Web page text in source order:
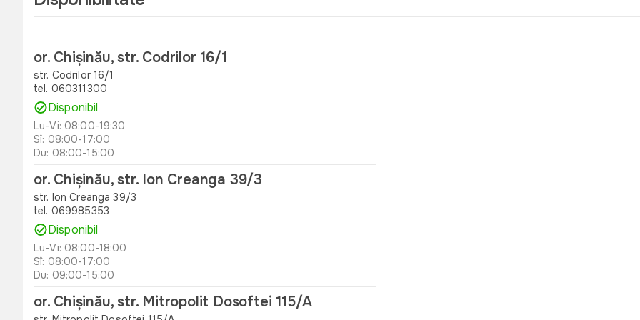
or. Chișinău, str. Codrilor 16/1
str. Codrilor 16/1
tel. 060311300
Disponibil
Lu-Vi: 08:00-19:30
Sî: 08:00-17:00
Du: 08:00-15:00
or. Chișinău, str. Ion Creanga 39/3
str. Ion Creanga 39/3
tel. 069985353
Disponibil
Lu-Vi: 08:00-18:00
Sî: 08:00-17:00
Du: 09:00-15:00
or. Chișinău, str. Mitropolit Dosoftei 115/A